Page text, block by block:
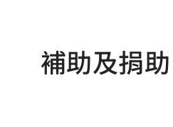
補助及捐助